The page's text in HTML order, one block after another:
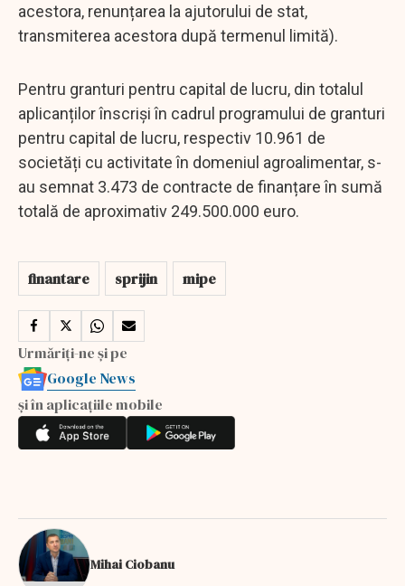
acestora, renunțarea la ajutorului de stat,
transmiterea acestora după termenul limită).
Pentru granturi pentru capital de lucru, din totalul
aplicanților înscriși în cadrul programului de granturi
pentru capital de lucru, respectiv 10.961 de
societăți cu activitate în domeniul agroalimentar, s-
au semnat 3.473 de contracte de finanțare în sumă
totală de aproximativ 249.500.000 euro.
finantare sprijin mipe
Urmăriți-ne și pe
Google News
și în aplicațiile mobile
Mihai Ciobanu